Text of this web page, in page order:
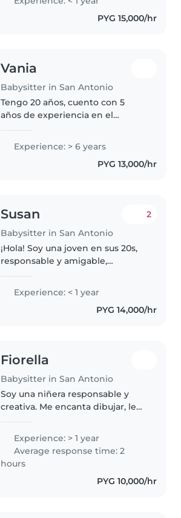
actividades creativas para chicos
de todas las edades. Estoy..PYG 15,000/hr
Vania
Babysitter in San Antonio
Tengo 20 años, cuento con 5
años de experiencia en el
mamá de una niña de 2 años, lo
que me ha dado aún más
experiencia, paciencia y
Experience: > 6 years
PYG 13,000/hr
Susan
Babysitter in San Antonio
2
¡Hola! Soy una joven en sus 20s,
responsable y amigable,
niños. Tengo experiencia con
niños pequeños y me encanta
leerles cuentos, dibujar y hacer
Experience: < 1 year
PYG 14,000/hr
Fiorella
Babysitter in San Antonio
Soy una niñera responsable y
creativa. Me encanta dibujar, leer
Experience: > 1 year
Average response time: 2
hours
PYG 10,000/hr